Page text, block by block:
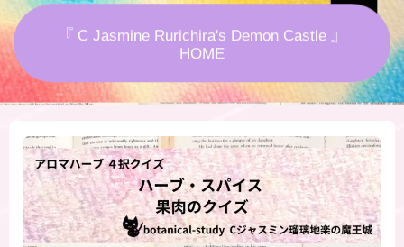
★アロマハーブ傾向チェック
秘密部屋
お知らせ
『 C Jasmine Rurichira's Demon Castle 』
HOME